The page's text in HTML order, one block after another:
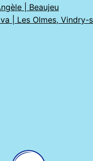
| Beaujeu
| Les Olmes, Vindry-